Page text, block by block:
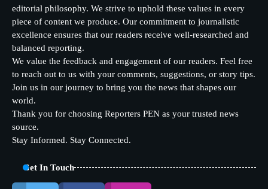
editorial philosophy. We strive to uphold these values in every
piece of content we produce. Our commitment to journalistic
excellence ensures that our readers receive well-researched and
balanced reporting.
We value the feedback and engagement of our readers. Feel free
to reach out to us with your comments, suggestions, or story tips.
Join us in our journey to bring you the news that shapes our
world.
Thank you for choosing Reporters PEN as your trusted news
source.
Stay Informed. Stay Connected.
Get In Touch